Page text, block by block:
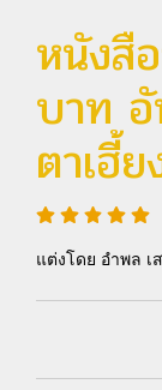
หนังสื
บาท
ตาเฮี้ย
แต่งโดย อำพล เ